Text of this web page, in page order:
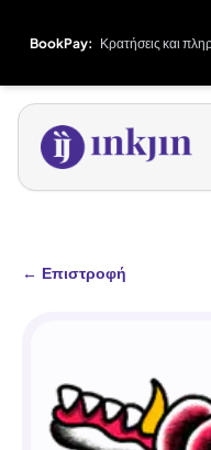
BookPay: Κρατήσεις και
← Επιστροφή